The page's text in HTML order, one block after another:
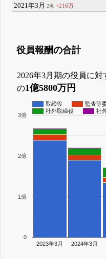
2021年3月2名 +216万
役員報酬の合計
2026年3月期の役員に
の1億5800万円
取締役 監査等
社外取締役
社
2023年3月 2024年3月
0
1億
2億
3億